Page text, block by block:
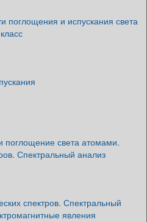
поглощения и испускания света
поглощение света атомами.
Спектральный анализ
спектров. Спектральный
явления